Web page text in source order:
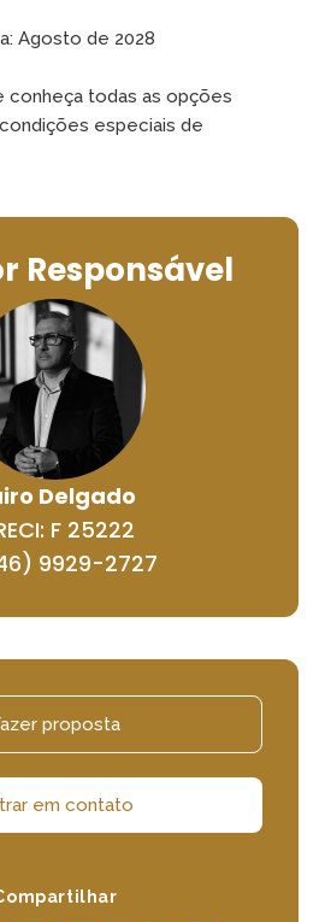
Agosto de 2028
conheça todas as opções
especiais de
Responsável
Delgado
F 25222
9929-2727
proposta
em contato